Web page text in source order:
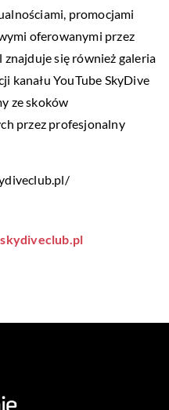
promocjami
oferowanymi przez
się również galeria
kanału YouTube SkyDive
ze skoków
przez profesjonalny